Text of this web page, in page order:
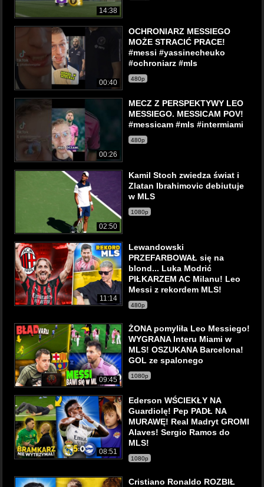
14:38
00:40
OCHRONIARZ MESSIEGO
MOŻE STRACIĆ PRACE!
#messi #yassinecheuko
#ochroniarz #mls
480p
00:26
MECZ Z PERSPEKTYWY LEO
MESSIEGO. MESSICAM POV!
#messicam #mls #intermiami
480p
02:50
Kamil Stoch zwiedza świat i
Zlatan Ibrahimovic debiutuje
w MLS
1080p
11:14
Lewandowski
PRZEFARBOWAŁ się na
blond... Luka Modrić
PIŁKARZEM AC Milanu! Leo
Messi z rekordem MLS!
480p
09:45
ŻONA pomyliła Leo Messiego!
WYGRANA Interu Miami w
MLS! OSZUKANA Barcelona!
GOL ze spalonego
1080p
08:51
Ederson WŚCIEKŁY NA
Guardiolę! Pep PADŁ NA
MURAWĘ! Real Madryt GROMI
Alaves! Sergio Ramos do
MLS!
1080p
Cristiano Ronaldo ROZBIŁ